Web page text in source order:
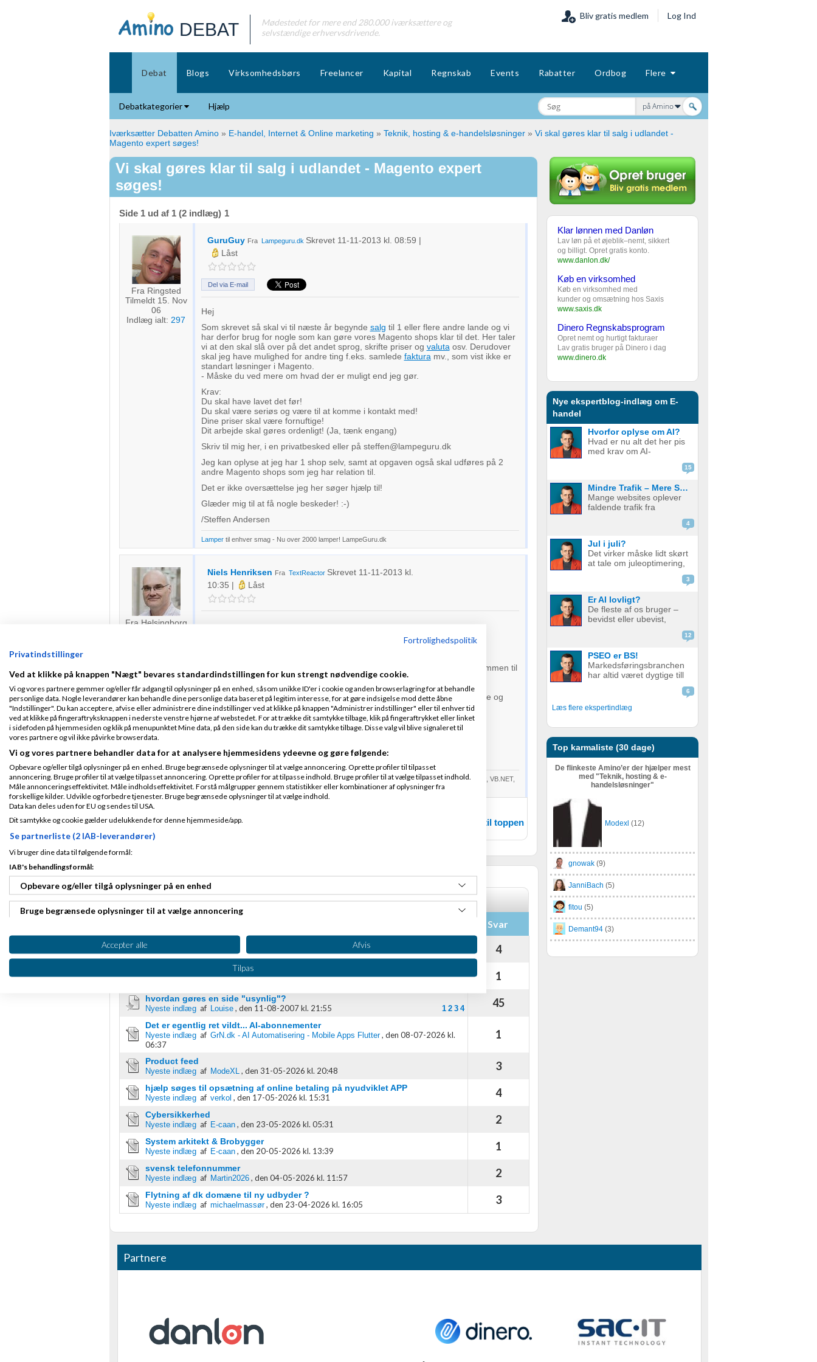
DEBAT
Mødestedet for mere end 280.000 iværksættere og
selvstændige erhvervsdrivende.
Bliv gratis medlem Log Ind
Debat Blogs Virksomhedsbørs Freelancer Kapital Regnskab Events Rabatter Ordbog Flere
Debatkategorier Hjælp på Amino
Iværksætter Debatten Amino » E-handel, Internet & Online marketing » Teknik, hosting & e-handelsløsninger » Vi skal gøres klar til salg i udlandet -
Magento expert søges!
Vi skal gøres klar til salg i udlandet - Magento expert
søges!
Side 1 ud af 1 (2 indlæg) 1
Fra Ringsted
Tilmeldt 15. Nov
06
Indlæg ialt: 297
GuruGuy Fra Lampeguru.dk Skrevet 11-11-2013 kl. 08:59 |
Låst
Del via E-mail
Hej
Som skrevet så skal vi til næste år begynde salg til 1 eller flere andre lande og vi
har derfor brug for nogle som kan gøre vores Magento shops klar til det. Her taler
vi at den skal slå over på det andet sprog, skrifte priser og valuta osv. Derudover
skal jeg have mulighed for andre ting f.eks. samlede faktura mv., som vist ikke er
standart løsninger i Magento.
- Måske du ved mere om hvad der er muligt end jeg gør.
Krav:
Du skal have lavet det før!
Du skal være seriøs og være til at komme i kontakt med!
Dine priser skal være fornuftige!
Dit arbejde skal gøres ordenligt! (Ja, tænk engang)
Skriv til mig her, i en privatbesked eller på steffen@lampeguru.dk
Jeg kan oplyse at jeg har 1 shop selv, samt at opgaven også skal udføres på 2
andre Magento shops som jeg har relation til.
Det er ikke oversættelse jeg her søger hjælp til!
Glæder mig til at få nogle beskeder! :-)
/Steffen Andersen
Lampertil enhver smag - Nu over 2000 lamper! LampeGuru.dk
Fra Helsingborg
Niels Henriksen Fra TextReactor Skrevet 11-11-2013 kl.
10:35 | Låst
, som er en gratis service, du er velkommen til
at bruge.
Sæt din opgave i udbud og få bud fra mangefreelancere, helt uforpligtende og
gratis -Klik her
Starter du et udbud nu, har du ret sikkert de første bud inden for 1 time.
De bedste hilsner
Dit Amino Team
Jeg har programmeret i over 27 år. Jeg har kodet i C, C++, Java, Delphi, Perl, JavaScript, C#, F#, VB.NET,
ASP, Myresnak :D, Comal80 osv....
Side 1 ud af 1 (2 indlæg)
RSS-feed
Tilbage til toppen
Teknik, hosting & e-handelsløsninger
Svar
Erfaringer søges til teknisk hjælp på woocommerce shop
Nyeste indlægaffitou ,den 04-08-2026 kl. 21:03 4
Digital ADR-assistent - Som AI SaaS-produkt 1
hvordan gøres en side "usynlig"?
Nyeste indlægaf Louise , den 11-08-2007 kl. 21:55 1 2 3 4 45
Det er egentlig ret vildt... AI-abonnementer
Nyeste indlægaf GrN.dk - AI Automatisering - Mobile Apps Flutter , den 08-07-2026 kl.
06:37
1
Product feed
Nyeste indlægaf ModeXL , den 31-05-2026 kl. 20:48 3
hjælp søges til opsætning af online betaling på nyudviklet APP
Nyeste indlægaf verkol , den 17-05-2026 kl. 15:31 4
Cybersikkerhed
Nyeste indlægaf E-caan , den 23-05-2026 kl. 05:31 2
​System arkitekt & Brobygger
Nyeste indlægaf E-caan , den 20-05-2026 kl. 13:39 1
svensk telefonnummer
Nyeste indlægaf Martin2026 , den 04-05-2026 kl. 11:57 2
Flytning af dk domæne til ny udbyder ?
Nyeste indlægaf michaelmassør , den 23-04-2026 kl. 16:05 3
Klar lønnen med Danløn
Lav løn på et øjeblik–nemt, sikkert
og billigt. Opret gratis konto.
www.danlon.dk/
Køb en virksomhed
Køb en virksomhed med
kunder og omsætning hos Saxis
www.saxis.dk
Dinero Regnskabsprogram
Opret nemt og hurtigt fakturaer
Lav gratis bruger på Dinero i dag
www.dinero.dk
Nye ekspertblog-indlæg om E-
handel
Hvorfor oplyse om AI?
Hvad er nu alt det her pis
med krav om AI-
have det. Spotify vil have
hopper også med på
vognen. Men… hvorfor
egentlig? OK, boomer –
15
Mindre Trafik – Mere Salg
Mange websites oplever
faldende trafik fra
Google. Nogle mistænker
de bare ikke ranker så
godt som før. Men er det
nu så slemt? Måske er det
4
Jul i juli?
Det virker måske lidt skørt
at tale om juleoptimering,
faktisk god grund til det.
Alt for mange glemmer at
forberede deres website
3
Er AI lovligt?
De fleste af os bruger –
bevidst eller ubevist,
eller delvist bygger på AI.
stille spørgsmål ved, om
det er lovligt. AI er en
meget bred betegnelse
12
PSEO er BS!
Markedsføringsbranchen
har altid været dygtige till
at pakke gammel fisk ind i
Nogle gange lidt for
dygtige. Giv en støvet,
meget kr...
6
Læs flere ekspertindlæg
Top karmaliste (30 dage)
De flinkeste Amino’er der hjælper mest
med "Teknik, hosting & e-
handelsløsninger"
Modexl (12)
gnowak (9)
JanniBach (5)
fitou (5)
Demant94 (3)
Partnere
Fortrolighedspolitik
Privatindstillinger
Ved at klikke på knappen "Nægt" bevares standardindstillingen for kun strengt nødvendige cookie.
Vi og vores partnere gemmer og/eller får adgang til oplysninger på en enhed, såsom unikke ID'er i cookie og anden browserlagring for at behandle
personlige data. Nogle leverandører kan behandle dine personlige data baseret på legitim interesse, for at gøre indsigelse mod dette åbne
"Indstillinger". Du kan acceptere, afvise eller administrere dine indstillinger ved at klikke på knappen "Administrer indstillinger" eller til enhver tid
ved at klikke på fingeraftryksknappen i nederste venstre hjørne af webstedet. For at trække dit samtykke tilbage, klik på fingeraftrykket eller linket
i sidefoden på hjemmesiden og klik på menupunktet Mine data, på den side kan du trække dit samtykke tilbage. Disse valg vil blive signaleret til
vores partnere og vil ikke påvirke browserdata.
Vi og vores partnere behandler data for at analysere hjemmesidens ydeevne og gøre følgende:
Opbevare og/eller tilgå oplysninger på en enhed. Bruge begrænsede oplysninger til at vælge annoncering. Oprette profiler til tilpasset
annoncering. Bruge profiler til at vælge tilpasset annoncering. Oprette profiler for at tilpasse indhold. Bruge profiler til at vælge tilpasset indhold.
Måle annonceringseffektivitet. Måle indholdseffektivitet. Forstå målgrupper gennem statistikker eller kombinationer af oplysninger fra
forskellige kilder. Udvikle og forbedre tjenester. Bruge begrænsede oplysninger til at vælge indhold.
Data kan deles uden for EU og sendes til USA.
Dit samtykke og cookie gælder udelukkende for denne hjemmeside/app.
Se partnerliste (2 IAB-leverandører)
Vi bruger dine data til følgende formål:
IAB's behandlingsformål:
Opbevare og/eller tilgå oplysninger på en enhed
Bruge begrænsede oplysninger til at vælge annoncering
Oprette profiler til tilpasset annoncering
Bruge profiler til at vælge tilpasset annoncering
Bruge profiler til at vælge tilpasset indhold
Måle annonceringseffektivitet
Forstå målgrupper gennem statistikker eller kombinationer af oplysninger fra forskellige
Udvikle og forbedre tjenester
Bruge begrænsede oplysninger til at vælge indhold
Bruge præcise geografiske placeringsoplysninger
Identificere enheder baseret på aktivt anmodede oplysninger
Accepter alle Afvis
Tilpas